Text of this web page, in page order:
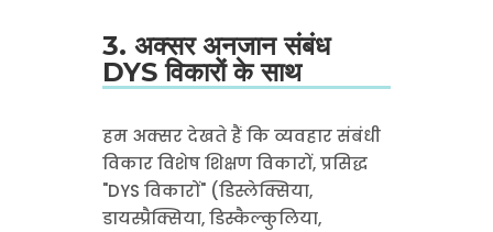
3. अक्सर अनजान संबंध
DYS विकारों के साथ
हम अक्सर देखते हैं कि व्यवहार संबंधी
विकार विशेष शिक्षण विकारों, प्रसिद्ध
"DYS विकारों" (डिस्लेक्सिया,
डायस्प्रैक्सिया, डिस्कैल्कुलिया,